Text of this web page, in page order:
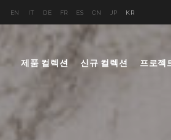
EN IT DE FR ES CN JP KR
제품 컬렉션 신규 컬렉션 프로젝